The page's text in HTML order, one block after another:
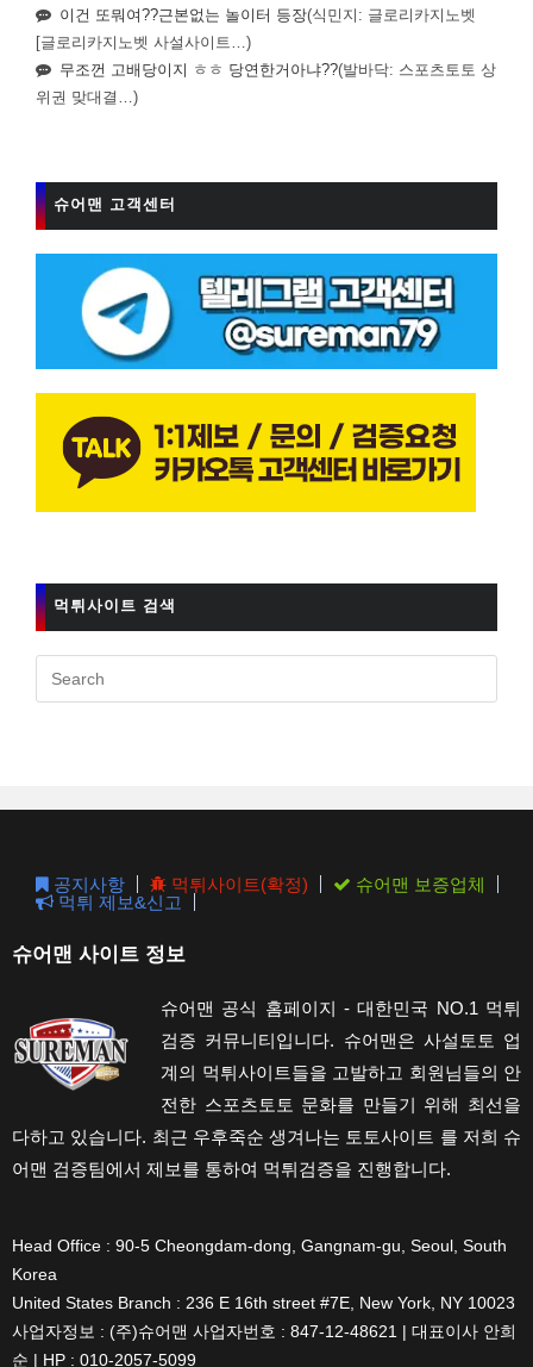
이건 또뭐여??근본없는 놀이터 등장(식민지: 글로리카지노벳
[글로리카지노벳 사설사이트…)
무조껀 고배당이지 ㅎㅎ 당연한거아냐??(발바닥: 스포츠토토 상
위권 맞대결…)
슈어맨 고객센터
먹튀사이트 검색
공지사항 먹튀사이트(확정)
슈어맨 보증업체
먹튀 제보&신고
슈어맨 사이트 정보
슈어맨 공식 홈페이지 - 대한민국 NO.1 먹튀
검증 커뮤니티입니다. 슈어맨은 사설토토 업
계의 먹튀사이트들을 고발하고 회원님들의 안
전한 스포츠토토 문화를 만들기 위해 최선을
다하고 있습니다. 최근 우후죽순 생겨나는 토토사이트 를 저희 슈
어맨 검증팀에서 제보를 통하여 먹튀검증을 진행합니다.
Head Office : 90-5 Cheongdam-dong, Gangnam-gu, Seoul, South
Korea
United States Branch : 236 E 16th street #7E, New York, NY 10023
사업자정보 : (주)슈어맨 사업자번호 : 847-12-48621 | 대표이사 안희
순 | HP : 010-2057-5099